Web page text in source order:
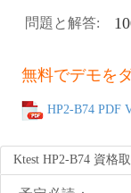
問題と解答:
無料でデモを
HP2-B74 PDF
Ktest HP2-B74 資格